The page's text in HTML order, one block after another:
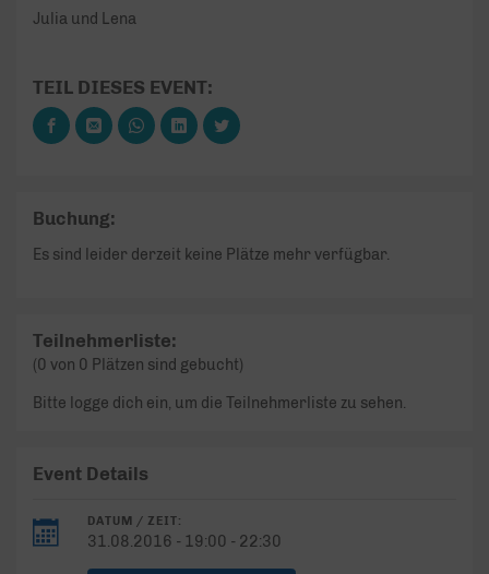
Julia und Lena
TEIL DIESES EVENT:
Buchung:
Es sind leider derzeit keine Plätze mehr verfügbar.
Teilnehmerliste:
(0 von 0 Plätzen sind gebucht)
Bitte logge dich ein, um die Teilnehmerliste zu sehen.
Event Details
DATUM / ZEIT:
31.08.2016 - 19:00 - 22:30